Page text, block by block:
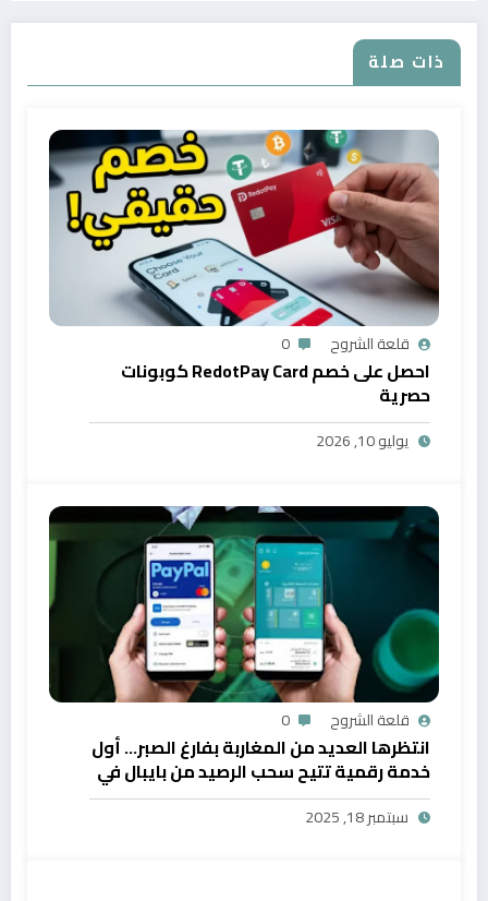
ذات صلة
قلعة الشروح 0
احصل على خصم RedotPay Card كوبونات
حصرية
يوليو 10, 2026
قلعة الشروح 0
انتظرها العديد من المغاربة بفارغ الصبر… أول
خدمة رقمية تتيح سحب الرصيد من بايبال في
المغرب
سبتمبر 18, 2025